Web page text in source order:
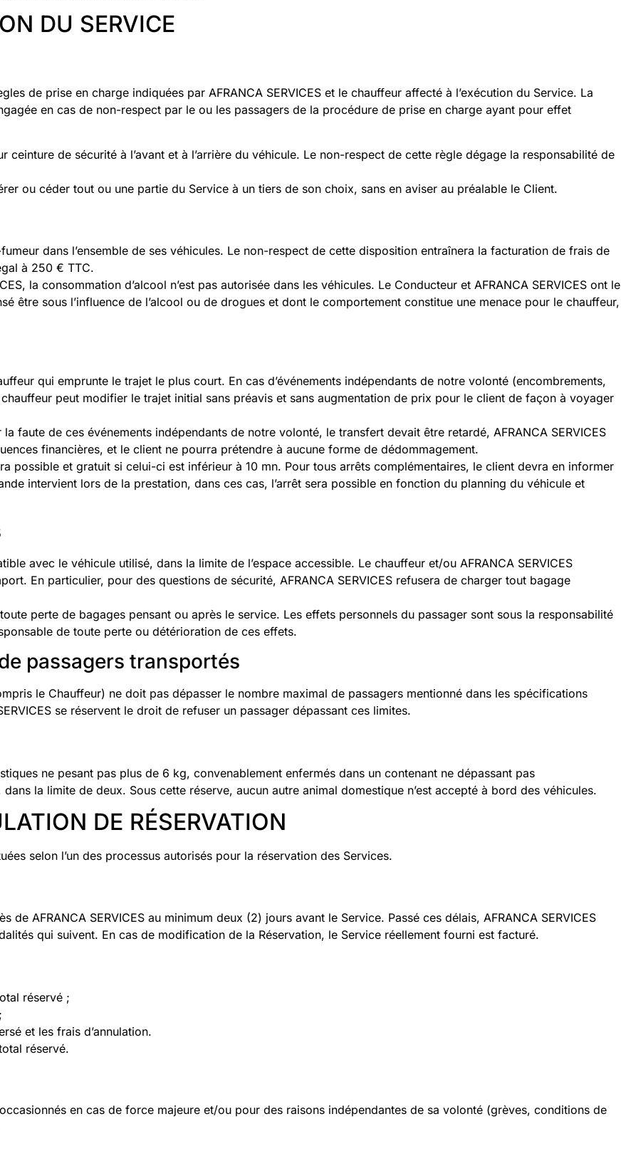
DU SERVICE
de prise en charge indiquées par AFRANCA SERVICES et le chauffeur affecté à l’exécution du Service. La
en cas de non-respect par le ou les passagers de la procédure de prise en charge ayant pour effet
ceinture de sécurité à l’avant et à l’arrière du véhicule. Le non-respect de cette règle dégage la responsabilité de
ou céder tout ou une partie du Service à un tiers de son choix, sans en aviser au préalable le Client.
dans l’ensemble de ses véhicules. Le non-respect de cette disposition entraînera la facturation de frais de
à 250 € TTC.
la consommation d’alcool n’est pas autorisée dans les véhicules. Le Conducteur et AFRANCA SERVICES ont le
être sous l’influence de l’alcool ou de drogues et dont le comportement constitue une menace pour le chauffeur,
qui emprunte le trajet le plus court. En cas d’événements indépendants de notre volonté (encombrements,
peut modifier le trajet initial sans préavis et sans augmentation de prix pour le client de façon à voyager
faute de ces événements indépendants de notre volonté, le transfert devait être retardé, AFRANCA SERVICES
financières, et le client ne pourra prétendre à aucune forme de dédommagement.
possible et gratuit si celui-ci est inférieur à 10 mn. Pour tous arrêts complémentaires, le client devra en informer
intervient lors de la prestation, dans ces cas, l’arrêt sera possible en fonction du planning du véhicule et
avec le véhicule utilisé, dans la limite de l’espace accessible. Le chauffeur et/ou AFRANCA SERVICES
En particulier, pour des questions de sécurité, AFRANCA SERVICES refusera de charger tout bagage
perte de bagages pensant ou après le service. Les effets personnels du passager sont sous la responsabilité
de toute perte ou détérioration de ces effets.
passagers transportés
le Chauffeur) ne doit pas dépasser le nombre maximal de passagers mentionné dans les spécifications
se réservent le droit de refuser un passager dépassant ces limites.
ne pesant pas plus de 6 kg, convenablement enfermés dans un contenant ne dépassant pas
la limite de deux. Sous cette réserve, aucun autre animal domestique n’est accepté à bord des véhicules.
DE RÉSERVATION
selon l’un des processus autorisés pour la réservation des Services.
AFRANCA SERVICES au minimum deux (2) jours avant le Service. Passé ces délais, AFRANCA SERVICES
qui suivent. En cas de modification de la Réservation, le Service réellement fourni est facturé.
réservé ;
et les frais d’annulation.
réservé.
occasionnés en cas de force majeure et/ou pour des raisons indépendantes de sa volonté (grèves, conditions de